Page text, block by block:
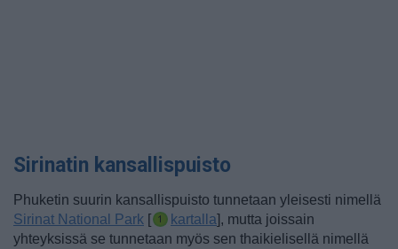
Sirinatin kansallispuisto
Phuketin suurin kansallispuisto tunnetaan yleisesti nimellä
Sirinat National Park [ kartalla], mutta joissain
yhteyksissä se tunnetaan myös sen thaikielisellä nimellä